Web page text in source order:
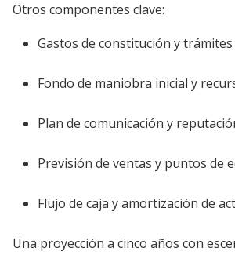
Otros componentes clave:
Gastos de constitución y
Fondo de maniobra inicial y
Plan de comunicación y
Previsión de ventas y puntos de
Flujo de caja y amortización de
Una proyección a cinco años con